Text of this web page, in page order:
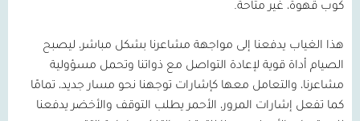
كوب قهوة، غير متاحة.
هذا الغياب يدفعنا إلى مواجهة مشاعرنا بشكل مباشر، ليصبح
الصيام أداة قوية لإعادة التواصل مع ذواتنا وتحمل مسؤولية
مشاعرنا، والتعامل معها كإشارات توجهنا نحو مسار جديد، تمامًا
كما تفعل إشارات المرور، الأحمر يطلب التوقف والأخضر يدفعنا